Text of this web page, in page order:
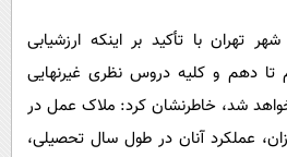
تهران با تأکید بر اینکه ارزشیابی
تا دهم و کلیه دروس نظری غیرنهایی
شد، خاطرنشان کرد: ملاک عمل در
عملکرد آنان در طول سال تحصیلی،